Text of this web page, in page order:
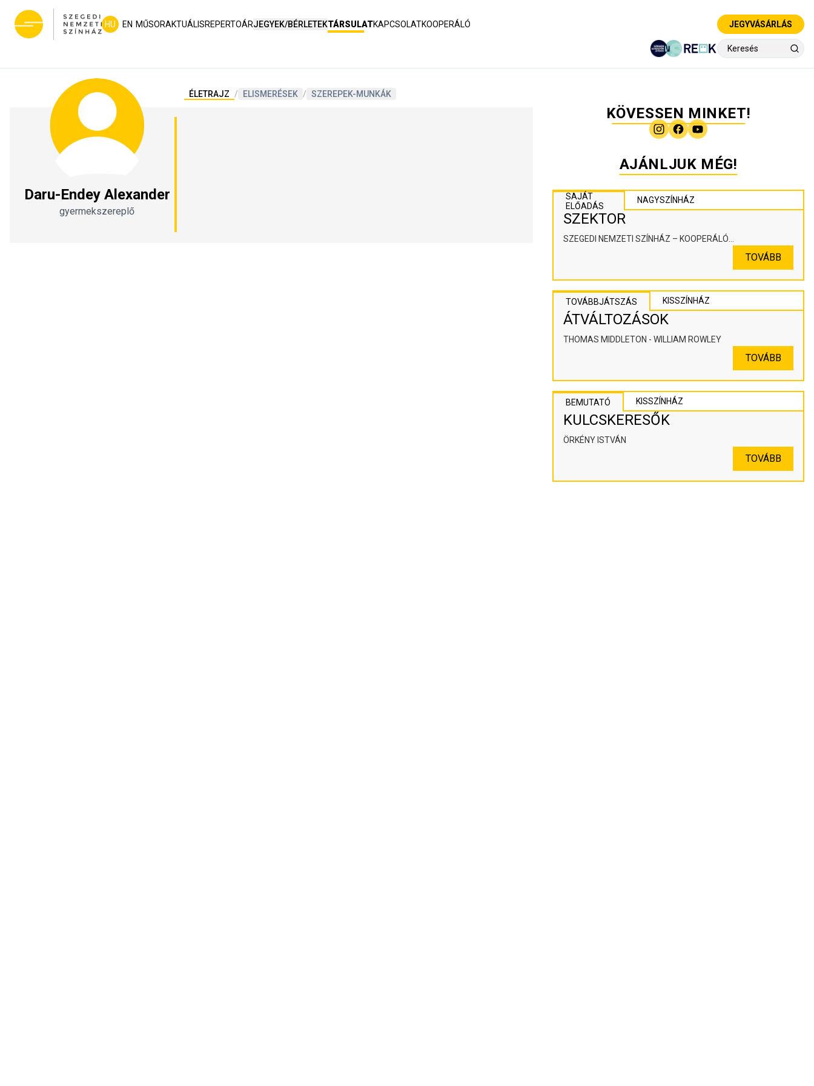
HU EN MŰSORAKTUÁLISREPERTOÁRJEGYEK/BÉRLETEKTÁRSULATKAPCSOLATKOOPERÁLÓ JEGYVÁSÁRLÁS
Daru-Endey Alexander
gyermekszereplő
ÉLETRAJZ / ELISMERÉSEK / SZEREPEK-MUNKÁK
KÖVESSEN MINKET!
AJÁNLJUK MÉG!
SAJÁT
ELŐADÁS
NAGYSZÍNHÁZ
SZEKTOR
SZEGEDI NEMZETI SZÍNHÁZ – KOOPERÁLÓ
TOVÁBB
TOVÁBBJÁTSZÁS KISSZÍNHÁZ
ÁTVÁLTOZÁSOK
THOMAS MIDDLETON - WILLIAM ROWLEY
TOVÁBB
BEMUTATÓ KISSZÍNHÁZ
KULCSKERESŐK
ÖRKÉNY ISTVÁN
TOVÁBB